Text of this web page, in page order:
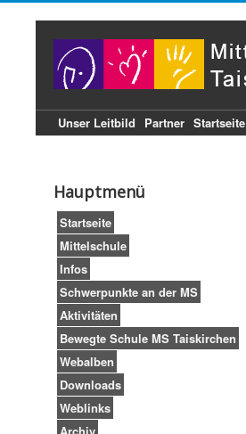
Unser Leitbild Partner Startseite
Hauptmenü
Startseite
Mittelschule
Infos
Schwerpunkte an der MS
Aktivitäten
Bewegte Schule MS Taiskirchen
Webalben
Downloads
Weblinks